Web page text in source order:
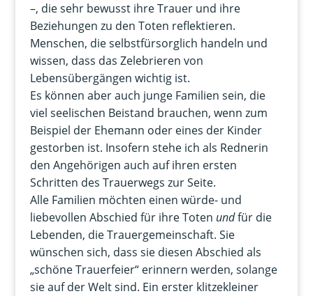
–, die sehr bewusst ihre Trauer und ihre
Beziehungen zu den Toten reflektieren.
Menschen, die selbstfürsorglich handeln und
wissen, dass das Zelebrieren von
Lebensübergängen wichtig ist.
Es können aber auch junge Familien sein, die
viel seelischen Beistand brauchen, wenn zum
Beispiel der Ehemann oder eines der Kinder
gestorben ist. Insofern stehe ich als Rednerin
den Angehörigen auch auf ihren ersten
Schritten des Trauerwegs zur Seite.
Alle Familien möchten einen würde- und
liebevollen Abschied für ihre Toten undfür die
Lebenden, die Trauergemeinschaft. Sie
wünschen sich, dass sie diesen Abschied als
„schöne Trauerfeier“ erinnern werden, solange
sie auf der Welt sind. Ein erster klitzekleiner